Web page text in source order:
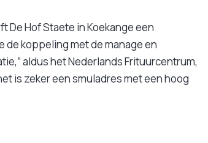
De Hof Staete in Koekange een
de koppeling met de manage en
aldus het Nederlands Frituurcentrum,
is zeker een smuladres met een hoog